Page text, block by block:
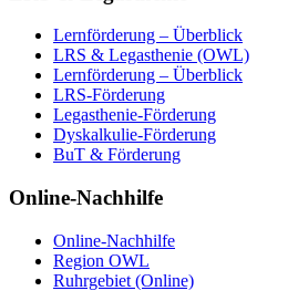
Lernförderung – Überblick
LRS & Legasthenie (OWL)
Lernförderung – Überblick
LRS-Förderung
Legasthenie-Förderung
Dyskalkulie-Förderung
BuT & Förderung
Online-Nachhilfe
Online-Nachhilfe
Region OWL
Ruhrgebiet (Online)